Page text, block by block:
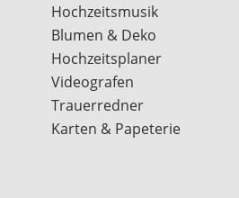
Hochzeitsmusik
Blumen & Deko
Hochzeitsplaner
Videografen
Trauerredner
Karten & Papeterie